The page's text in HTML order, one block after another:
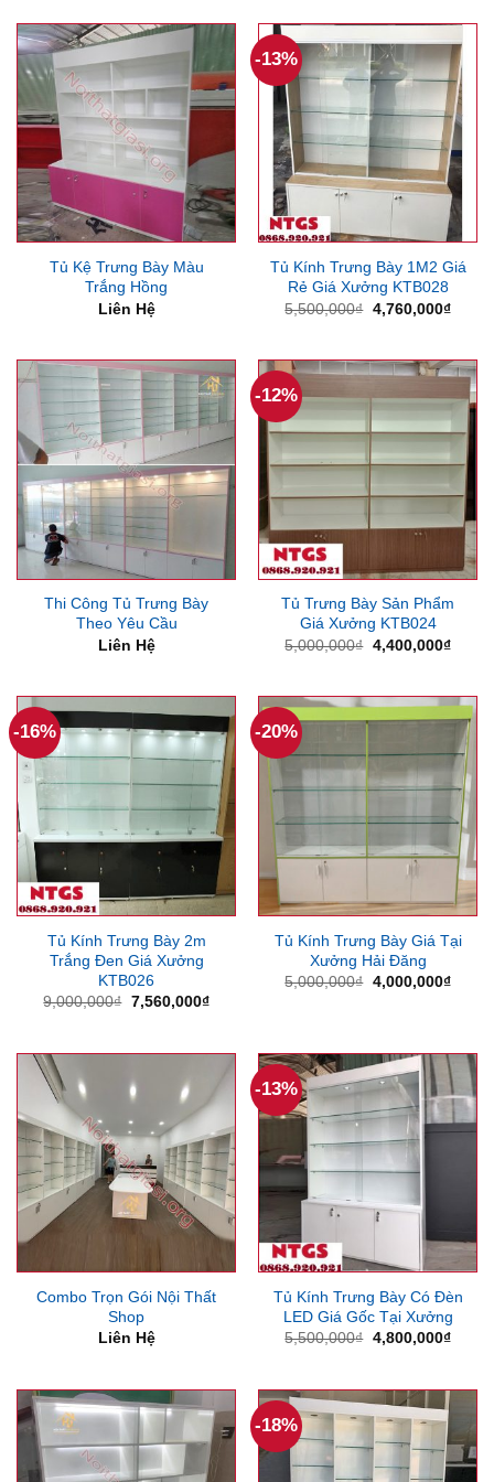
3,680,000₫.
Tủ Kệ Trưng Bày Màu
Trắng Hồng
Liên Hệ
-13%
Tủ Kính Trưng Bày 1M2 Giá
Rẻ Giá Xưởng KTB028
5,500,000₫ Giá
4,760,000₫Giá
Thi Công Tủ Trưng Bày
Theo Yêu Cầu
Liên Hệ
-12%
Tủ Trưng Bày Sản Phẩm
Giá Xưởng KTB024
5,000,000₫ Giá
4,400,000₫Giá
-16%
Tủ Kính Trưng Bày 2m
Trắng Đen Giá Xưởng
KTB026
9,000,000₫ Giá
7,560,000₫Giá
7,560,000₫.
-20%
Tủ Kính Trưng Bày Giá Tại
Xưởng Hải Đăng
5,000,000₫ Giá
4,000,000₫Giá
Combo Trọn Gói Nội Thất
Shop
Liên Hệ
-13%
Tủ Kính Trưng Bày Có Đèn
LED Giá Gốc Tại Xưởng
5,500,000₫ Giá
4,800,000₫Giá
-18%